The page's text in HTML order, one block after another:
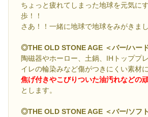
ちょっと疲れてしまった地球を元気に
歩！！
さあ！！一緒に地球で地球をみがきま
◎THE OLD STONE AGE ＜バー/ハー
陶磁器やホーロー、土鍋、IHトッププ
イレの輪染みなど傷がつきにくい素材
焦げ付きやこびりついた油汚れなどの
とします。
◎THE OLD STONE AGE ＜バー/ソフ